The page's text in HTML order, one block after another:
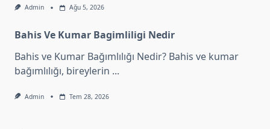
Admin Ağu 5, 2026
Bahis Ve Kumar Bagimliligi Nedir
Bahis ve Kumar Bağımlılığı Nedir? Bahis ve kumar
bağımlılığı, bireylerin ...
Admin Tem 28, 2026